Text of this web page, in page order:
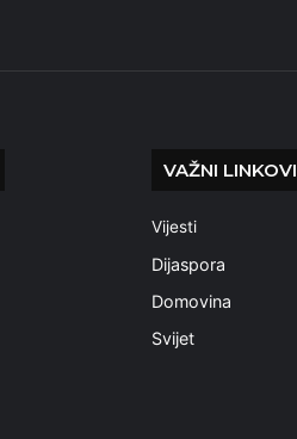
VAŽNI LINKOVI
Vijesti
Dijaspora
Domovina
Svijet